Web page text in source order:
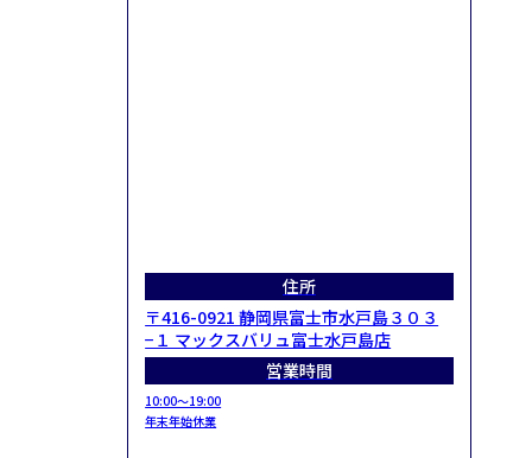
住所
〒416-0921 静岡県富士市水戸島３０３
−１ マックスバリュ富士水戸島店
営業時間
10:00～19:00
年末年始休業